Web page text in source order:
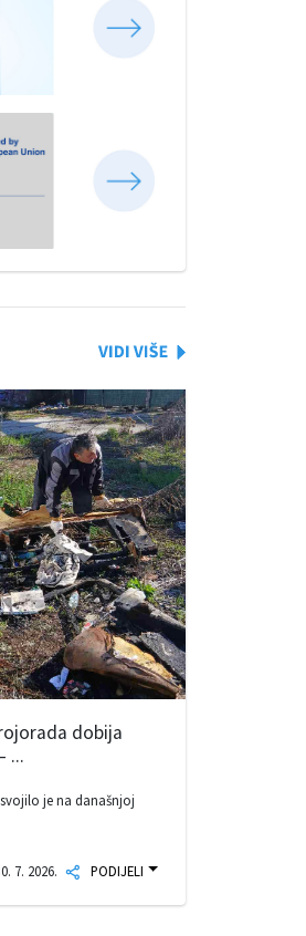
dobija
...
je na današnjoj
7. 2026. PODIJELI